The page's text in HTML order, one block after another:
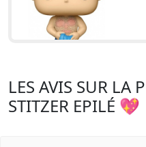
LES AVIS SUR LA
STITZER EPILÉ 💖